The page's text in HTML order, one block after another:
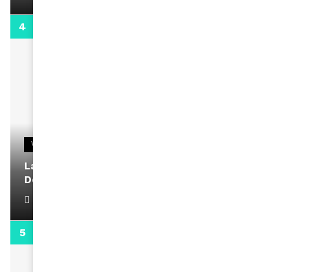
VIDEOS
La rubrique santé speciale coronavirus du
Docteur Makanda